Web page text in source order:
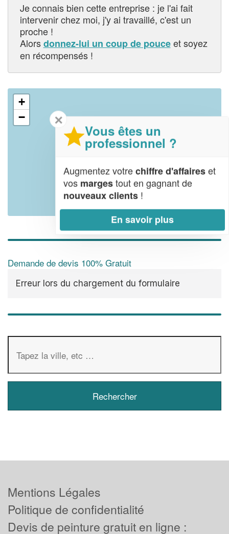
Je connais bien cette entreprise : je l'ai fait
intervenir chez moi, j'y ai travaillé, c'est un
proche !
Alorsdonnez-lui un coup de pouceet soyez
en récompensés !
+
−
Leaflet| Map data ©OpenStreetMap contributors,CC-BY-SA
Demande de devis 100% Gratuit
Erreur lors du chargement du formulaire
✕
Vous êtes un
professionnel ?
Augmentez votrechiffre d'affaireset
vos margestout en gagnant de
nouveaux clients !
En savoir plus
Mentions Légales
Politique de confidentialité
Devis de peinture gratuit en ligne :